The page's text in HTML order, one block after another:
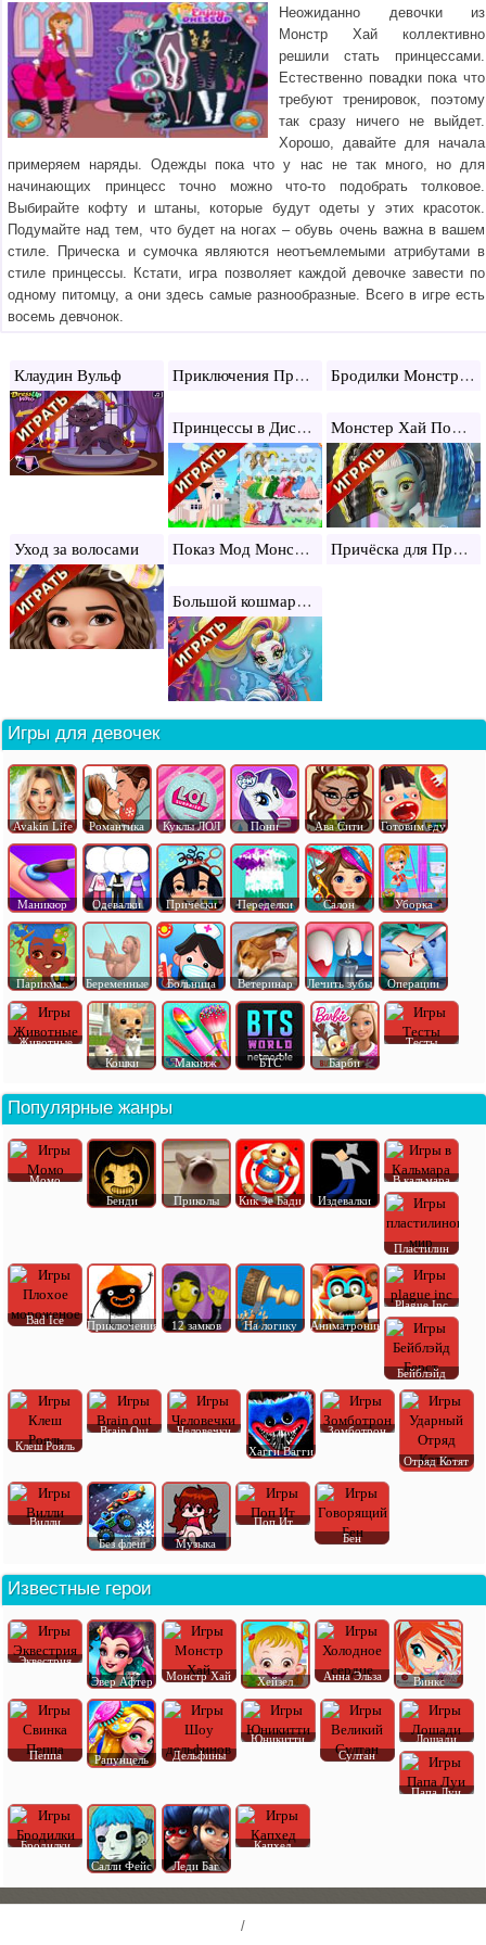
Неожиданно девочки из
Монстр Хай коллективно
решили стать принцессами.
Естественно повадки пока что
требуют тренировок, поэтому
так сразу ничего не выйдет.
Хорошо, давайте для начала
примеряем наряды. Одежды пока что у нас не так много, но для
начинающих принцесс точно можно что-то подобрать толковое.
Выбирайте кофту и штаны, которые будут одеты у этих красоток.
Подумайте над тем, что будет на ногах – обувь очень важна в вашем
стиле. Прическа и сумочка являются неотъемлемыми атрибутами в
стиле принцессы. Кстати, игра позволяет каждой девочке завести по
одному питомцу, а они здесь самые разнообразные. Всего в игре есть
восемь девчонок.
Клаудин Вульф Приключения Принцессы Ариэль Бродилки Монстр Хай
Принцессы в Диснейленде Монстер Хай Под Напряжением: Фото Будка
Уход за волосами Показ Мод Монстр Хай Причёска для Принцессы
Большой кошмарный бассейн
Игры для девочек
Avakin Life Романтика Куклы ЛОЛ Пони Ава Сити Готовим еду
Маникюр Одевалки Прически Переделки Салон Уборка
Парикма.. Беременные Больница Ветеринар Лечить зубы Операции
Животные
Кошки
Макияж БТС Барби
Тесты
Популярные жанры
Момо
Бенди
Приколы Кик Зе Бади Издевалки
В кальмара
Пластилин
Bad Ice Приключения 12 замков На логику Аниматроник
Plague Inc
Бейблэйд
Клеш Рояль
Brain Out
Человечки
Хагги Вагги
Зомботрон
Отряд Котят
Вилли
Без флеш
Музыка
Поп Ит
Бен
Известные герои
Эквестрия
Эвер Афтер
Монстр Хай Хейзел Анна Эльза Винкс
Пеппа Рапунцель Дельфины
Юникитти
Султан
Лошади
Папа Луи
Бродилки
Салли Фейс
Леди Баг
Капхед
/